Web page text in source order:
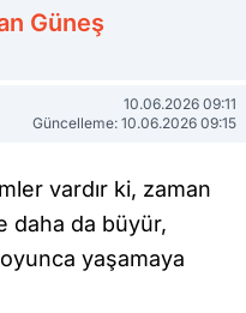
Güneş
10.06.2026 09:11
Güncelleme: 10.06.2026 09:15
vardır ki, zaman
daha da büyür,
yaşamaya